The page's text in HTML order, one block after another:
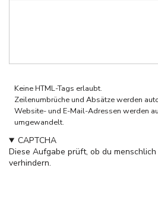
Keine HTML-Tags erlaubt.
Zeilenumbrüche und Absätze werden
Website- und E-Mail-Adressen werden
umgewandelt.
CAPTCHA
Diese Aufgabe prüft, ob du
verhindern.